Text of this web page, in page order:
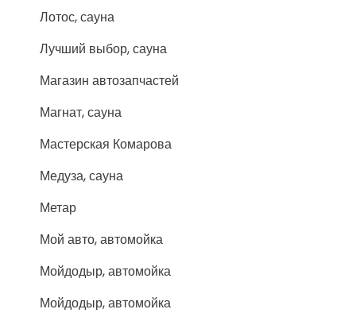
Лотос, сауна
Лучший выбор, сауна
Магазин автозапчастей
Магнат, сауна
Мастерская Комарова
Медуза, сауна
Метар
Мой авто, автомойка
Мойдодыр, автомойка
Мойдодыр, автомойка